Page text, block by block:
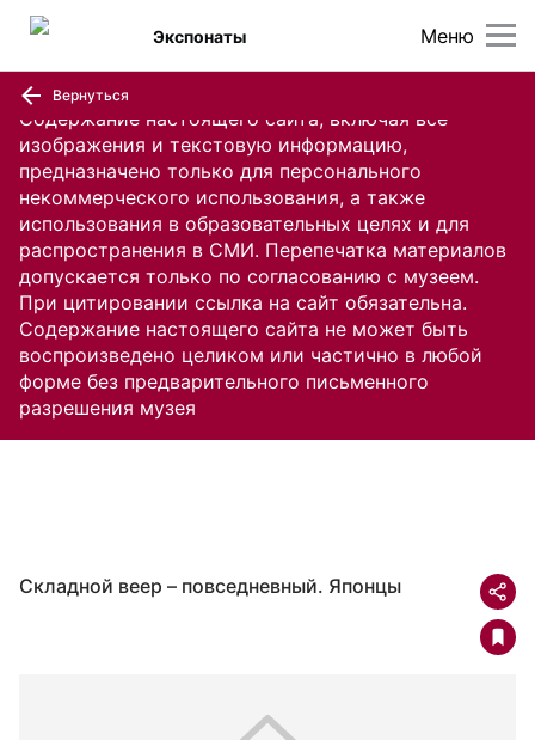
Содержание настоящего сайта, включая все
изображения и текстовую информацию,
предназначено только для персонального
некоммерческого использования, а также
использования в образовательных целях и для
распространения в СМИ. Перепечатка материалов
допускается только по согласованию с музеем.
При цитировании ссылка на сайт обязательна.
Содержание настоящего сайта не может быть
воспроизведено целиком или частично в любой
форме без предварительного письменного
разрешения музея
Меню
Экспонаты
Вернуться
Складной веер – повседневный. Японцы